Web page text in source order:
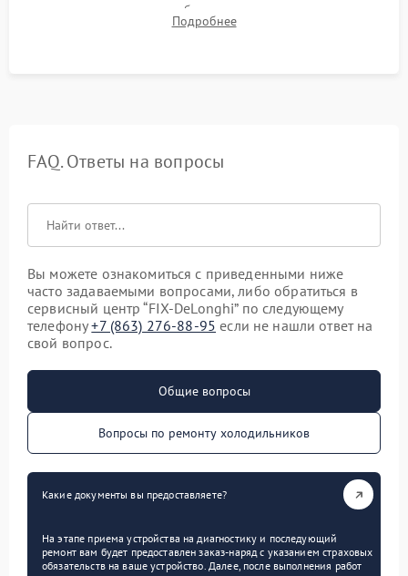
компрессора, отсутствия обмерзания стенок и корректного
срабатывания системы автоматической оттайки.
Подробнее
FAQ. Ответы на вопросы
Вы можете ознакомиться с приведенными ниже
часто задаваемыми вопросами, либо обратиться в
сервисный центр “FIX-DeLonghi” по следующему
телефону+7 (863) 276-88-95 если не нашли ответ на
свой вопрос.
Общие вопросы
Вопросы по ремонту холодильников
Какие документы вы предоставляете?
На этапе приема устройства на диагностику и последующий
ремонт вам будет предоставлен заказ-наряд с указанием страховых
обязательств на ваше устройство. Далее, после выполнения работ